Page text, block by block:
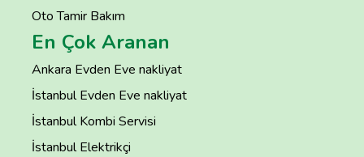
Oto Tamir Bakım
En Çok Aranan
Ankara Evden Eve nakliyat
İstanbul Evden Eve nakliyat
İstanbul Kombi Servisi
İstanbul Elektrikçi